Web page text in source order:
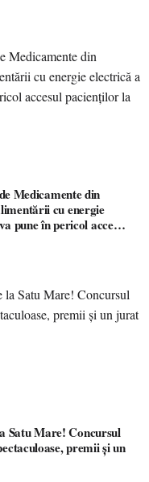
Medicamente din
cu energie
pune în pericol accesul
premii și un